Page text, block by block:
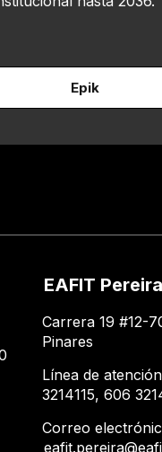
Epik
EAFIT Pereira
Carrera 19 #12-
Pinares
Línea de
3214115, 606
Correo